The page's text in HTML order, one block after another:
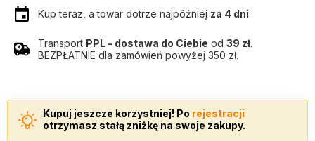
Kup teraz, a towar dotrze najpóźniej za 4 dni.
Transport PPL - dostawa do Ciebie od 39 zł.
BEZPŁATNIE dla zamówień powyżej 350 zł.
Kupuj jeszcze korzystniej! Po rejestracji
otrzymasz stałą zniżkę na swoje zakupy.